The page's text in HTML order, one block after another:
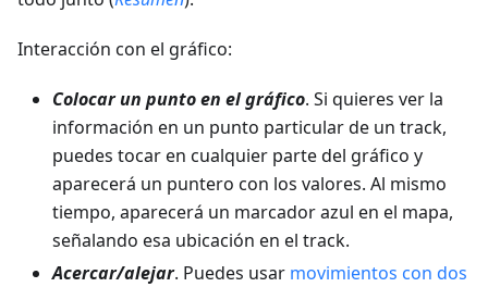
Interacción con el gráfico:
Colocar un punto en el gráfico. Si quieres ver la
información en un punto particular de un track,
puedes tocar en cualquier parte del gráfico y
aparecerá un puntero con los valores. Al mismo
tiempo, aparecerá un marcador azul en el mapa,
señalando esa ubicación en el track.
Acercar/alejar. Puedes usar movimientos con dos